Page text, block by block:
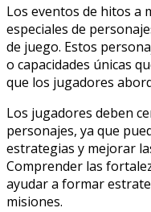
Los eventos de hitos a
especiales de
de juego. Estos
o capacidades únicas
que los jugadores
Los jugadores deben
personajes, ya que
estrategias y mejorar
Comprender las
ayudar a formar
misiones.